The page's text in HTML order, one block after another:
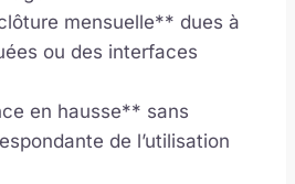
mensuelle** dues à
ou des interfaces
en hausse** sans
de l’utilisation